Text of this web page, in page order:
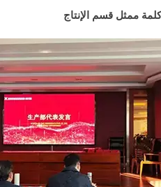
ممثل قسم الإنتاج